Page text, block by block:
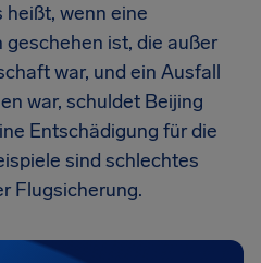
wenn eine
ist, die außer
war, und ein Ausfall
war, schuldet Beijing
Entschädigung für die
sind schlechtes
Flugsicherung.